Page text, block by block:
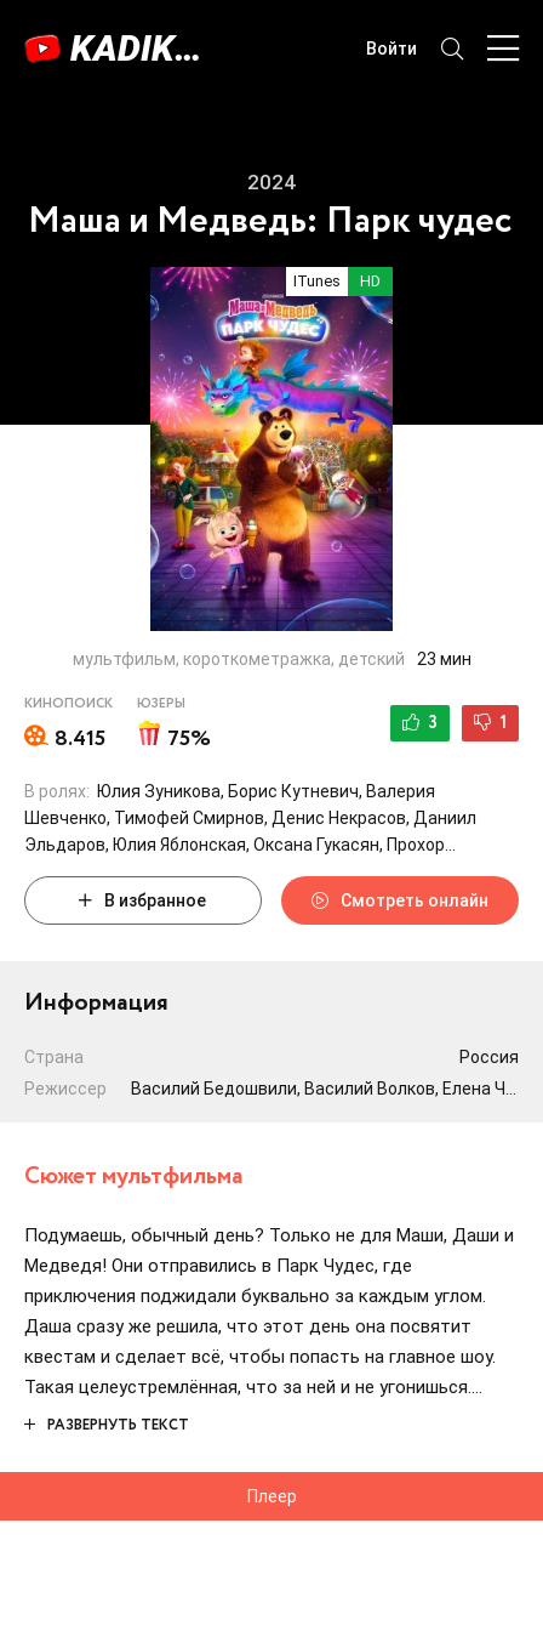
KADIKAMA Войти
Маша и Медведь: Парк чудес
ITunes HD
2024
мультфильм, короткометражка, детский 23 мин
КИНОПОИСК
8.415
ЮЗЕРЫ
75% 3 1
В ролях: Юлия Зуникова, Борис Кутневич, Валерия
Шевченко, Тимофей Смирнов, Денис Некрасов, Даниил
Эльдаров, Юлия Яблонская, Оксана Гукасян, Прохор
В избранное
Смотреть онлайн
Информация
Страна
Россия
Режиссер
Сюжет мультфильма
Подумаешь, обычный день? Только не для Маши, Даши и
Медведя! Они отправились в Парк Чудес, где
приключения поджидали буквально за каждым углом.
Даша сразу же решила, что этот день она посвятит
квестам и сделает всё, чтобы попасть на главное шоу.
Такая целеустремлённая, что за ней и не угонишься.
хотела весело провести время и насладиться всем этим
сумасшествием аттракционов. Ведь, согласитесь, что
РАЗВЕРНУТЬ ТЕКСТ
Плеер